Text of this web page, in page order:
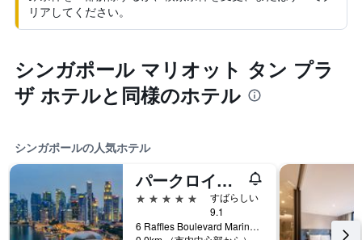
リアしてください。
シンガポール マリオット タン プラ
ザ ホテルと同様のホテル
シンガポールの人気ホテル
パークロイヤル コレクション マリーナ ベイ シンガポール
5つ星
すばらしい
9.1
6 Raffles Boulevard Marina Square, シンガポール, シンガポール